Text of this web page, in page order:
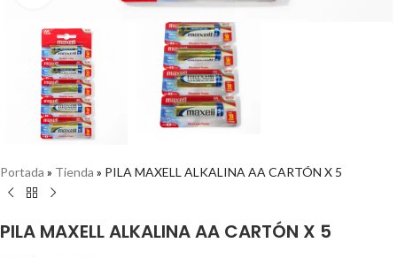
Portada » Tienda » PILA MAXELL ALKALINA AA CARTÓN X 5
PILA MAXELL ALKALINA AA CARTÓN X 5